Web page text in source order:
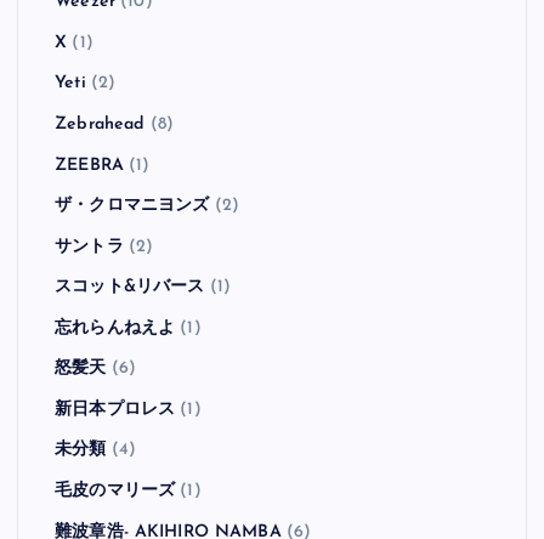
X (1)
Yeti (2)
Zebrahead (8)
ZEEBRA(1)
ザ・クロマニヨンズ (2)
サントラ (2)
スコット&リバース (1)
忘れらんねえよ (1)
怒髪天 (6)
新日本プロレス (1)
未分類 (4)
毛皮のマリーズ (1)
難波章浩- AKIHIRO NAMBA(6)